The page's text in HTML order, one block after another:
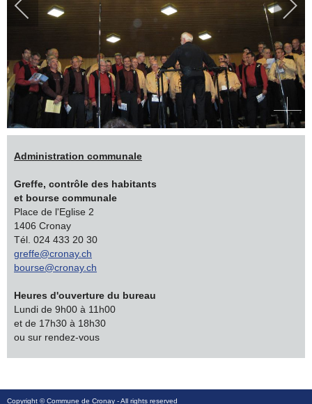
Administration communale
Greffe, contrôle des habitants
et bourse communale
Place de l'Eglise 2
1406 Cronay
Tél. 024 433 20 30
greffe@cronay.ch
bourse@cronay.ch
Heures d'ouverture du bureau
Lundi de 9h00 à 11h00
et de 17h30 à 18h30
ou sur rendez-vous
Copyright ©Commune de Cronay - All rights reserved